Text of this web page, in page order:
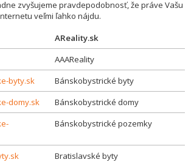
zvyšujeme pravdepodobnosť, že práve Vašu
veľmi ľahko nájdu.
AReality.sk
AAAReality
byty.sk
Bánskobystrické byty
domy.sk
Bánskobystrické domy
Bánskobystrické pozemky
Bratislavské byty